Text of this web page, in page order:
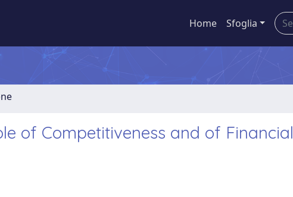
Home Sfoglia
of Competitiveness and of Financial